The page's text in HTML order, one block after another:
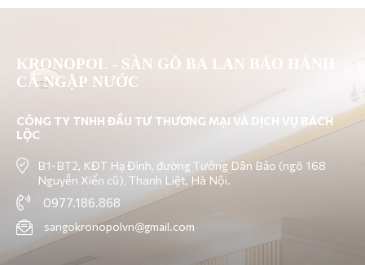
KRONOPOL - SÀN GỖ BA LAN BẢO HÀNH
CẢ NGẬP NƯỚC
CÔNG TY TNHH ĐẦU TƯ THƯƠNG MẠI VÀ DỊCH VỤ BÁCH
LỘC
B1-BT2, KĐT Hạ Đình, đường Tưởng Dân Bảo (ngõ 168
Nguyễn Xiển cũ), Thanh Liệt, Hà Nội.
0977.186.868
sangokronopolvn@gmail.com